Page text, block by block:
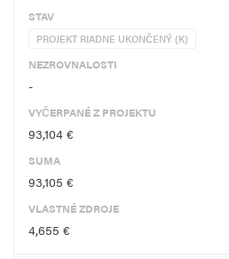
STAV
PROJEKT RIADNE UKONČENÝ (K)
NEZROVNALOSTI
-
VYČERPANÉ Z PROJEKTU
93,104 €
SUMA
93,105 €
VLASTNÉ ZDROJE
4,655 €